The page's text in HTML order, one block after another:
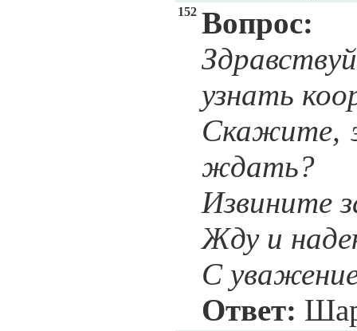
152 Вопрос:
узнать
Скажите,
ждать?
Извините
Жду и
С
Ответ: